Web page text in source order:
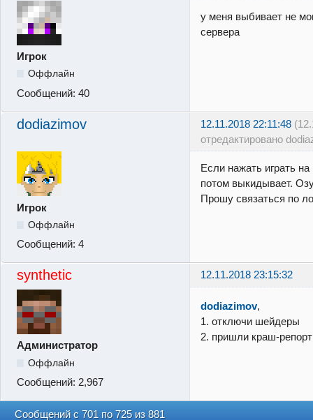
Игрок
Оффлайн
Сообщений: 40
у меня выбивает не
сервера
dodiazimov 12.11.2018 22:11:48
отредактировано
Игрок
Оффлайн
Сообщений: 4
Если нажать играть
потом выкидывает.
Прошу связаться по
synthetic 12.11.2018 23:15:32
Администратор
Оффлайн
Сообщений: 2,967
dodiazimov,
1. отключи шейдеры
2. пришли краш-
Сообщений с 701 по 725 из 881